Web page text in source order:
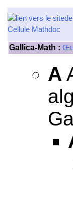
Gallica-Math :
A